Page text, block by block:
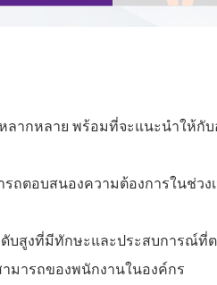
ากหลาย พร้อมที่จะแนะนำให้กั
ถตอบสนองความต้องการในช่ว
บสูงที่มีทักษะและประสบการณ์ที่
มารถของพนักงานในองค์กร